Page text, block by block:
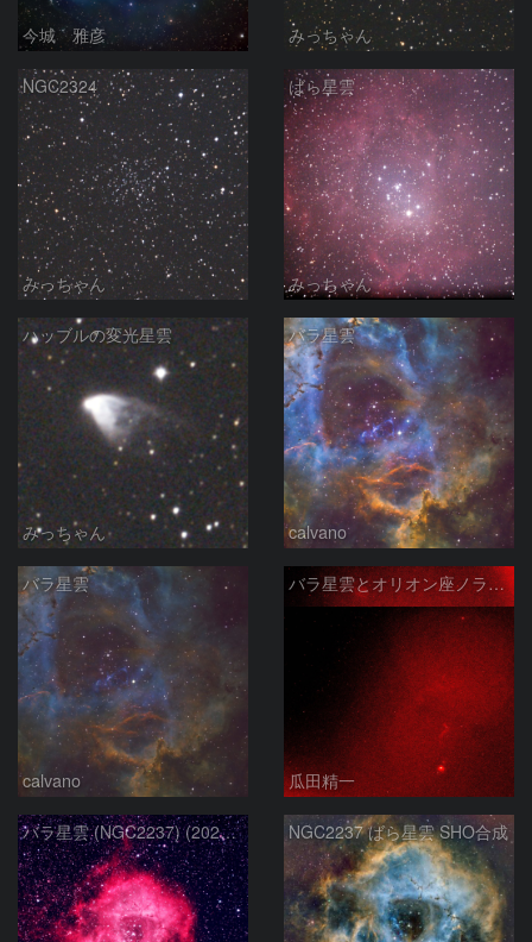
今城 雅彦 みっちゃん
NGC2324
みっちゃん
ばら星雲
みっちゃん
ハッブルの変光星雲
みっちゃん
バラ星雲
calvano
バラ星雲
calvano
バラ星雲とオリオン座ノラマ50mm
瓜田精一
バラ星雲 (NGC2237) (2026/02/15他2夜) NGC2237 ばら星雲 SHO合成